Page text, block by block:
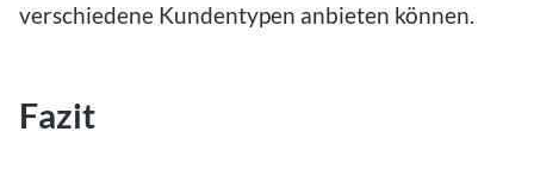
verschiedene Kundentypen anbieten können.
Fazit